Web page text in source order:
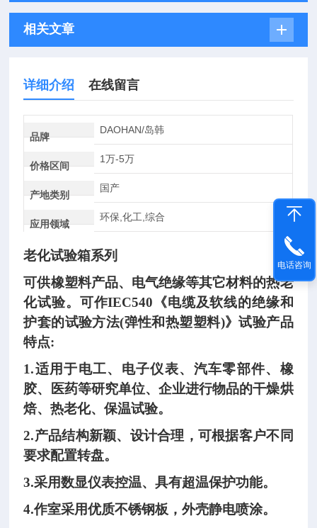
相关文章
详细介绍 在线留言
品牌
DAOHAN/岛韩
价格区间
1万-5万
产地类别
国产
应用领域
环保,化工,综合
老化试验箱系列
可供橡塑料产品、电气绝缘等其它材料的热老
化试验。可作IEC540《电缆及软线的绝缘和
护套的试验方法(弹性和热塑塑料)》试验产品
特点:
1.适用于电工、电子仪表、汽车零部件、橡
胶、医药等研究单位、企业进行物品的干燥烘
焙、热老化、保温试验。
2.产品结构新颖、设计合理，可根据客户不同
要求配置转盘。
3.采用数显仪表控温、具有超温保护功能。
4.作室采用优质不锈钢板，外壳静电喷涂。
电话咨询